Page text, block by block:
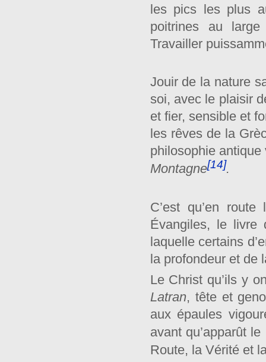
les pics les plus
poitrines au
Travailler
Jouir de la nature
soi, avec le plaisir
et fier, sensible et
les rêves de la
philosophie antique
Montagne[14].
C’est qu’en
Évangiles, le livre
laquelle certains
la profondeur et de
Le Christ qu’ils y
Latran, tête et
aux épaules
avant qu’apparût
Route, la Vérité et